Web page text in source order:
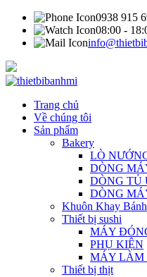
0938 915
08:00 -
Trang chủ
Về chúng tôi
Sản phẩm
Bakery
LÒ
DÒNG
DÒNG TỦ
DÒNG
Khuôn Khay Bánh
Thiết bị sushi
MÁY
PHỤ KIỆN
MÁY LÀM
Thiết bị thịt